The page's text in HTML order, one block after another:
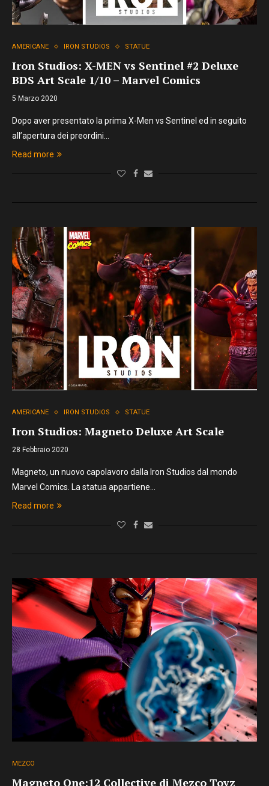
AMERICANE IRON STUDIOS STATUE
Iron Studios: X-MEN vs Sentinel #2 Deluxe
BDS Art Scale 1/10 – Marvel Comics
5 Marzo 2020
Dopo aver presentato la prima X-Men vs Sentinel ed in seguito
all’apertura dei preordini…
Read more
AMERICANE IRON STUDIOS STATUE
Iron Studios: Magneto Deluxe Art Scale
28 Febbraio 2020
Magneto, un nuovo capolavoro dalla Iron Studios dal mondo
Marvel Comics. La statua appartiene…
Read more
MEZCO
Magneto One:12 Collective di Mezco Toyz